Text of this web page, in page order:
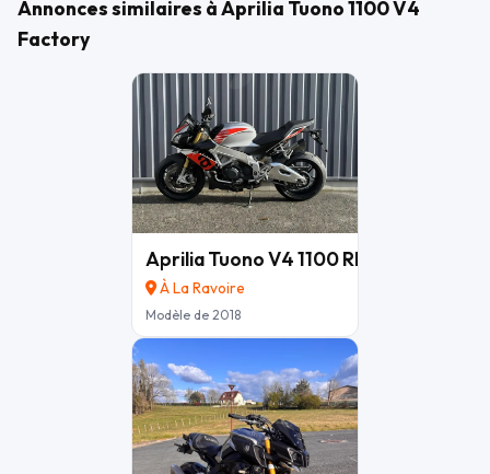
Annonces similaires à Aprilia Tuono 1100 V4
Factory
Aprilia Tuono V4 1100 RR
À La Ravoire
Modèle de 2018